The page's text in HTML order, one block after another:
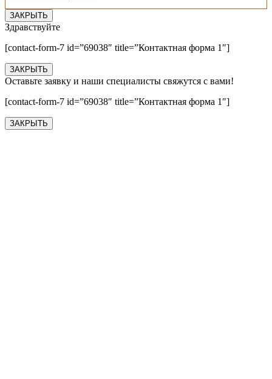
ЗАКРЫТЬ
Здравствуйте
[contact-form-7 id=”69038″ title=”Контактная форма 1″]
ЗАКРЫТЬ
Оставьте заявку и наши специалисты свяжутся с вами!
[contact-form-7 id=”69038″ title=”Контактная форма 1″]
ЗАКРЫТЬ